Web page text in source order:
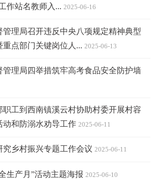
作站名教师入... 2025-06-16
管理局召开违反中央八项规定精神典型
点部门关键岗位人... 2025-06-13
管理局四举措筑牢高考食品安全防护墙
职工到西南镇溪云村协助村委开展村容
动和防溺水劝导工作 2025-06-11
究乡村振兴专题工作会议 2025-06-11
生产月”活动主题海报 2025-06-10